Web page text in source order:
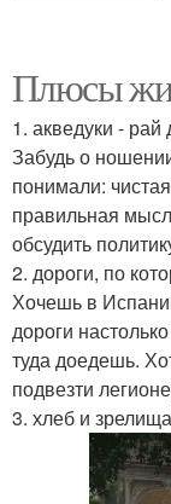
Плюсы
1. акведуки - рай
Забудь о
понимали:
правильная
обсудить
2. дороги, по
Хочешь в
дороги
туда доедешь.
подвезти
3. хлеб и